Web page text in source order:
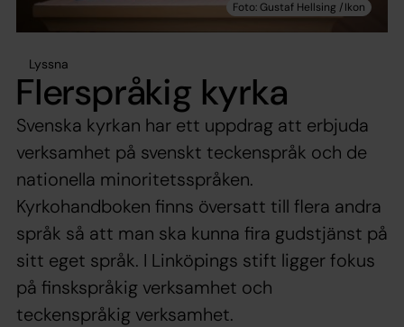
Lyssna
Flerspråkig kyrka
Svenska kyrkan har ett uppdrag att erbjuda
verksamhet på svenskt teckenspråk och de
nationella minoritetsspråken.
Kyrkohandboken finns översatt till flera andra
språk så att man ska kunna fira gudstjänst på
sitt eget språk. I Linköpings stift ligger fokus
på finskspråkig verksamhet och
teckenspråkig verksamhet.